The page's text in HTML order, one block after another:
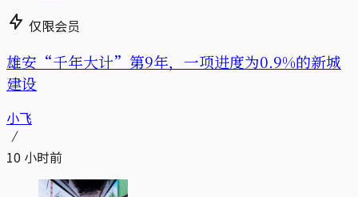
仅限会员
雄安“千年大计”第9年，一项进度为0.9%的新城
建设
小飞
10 小时前